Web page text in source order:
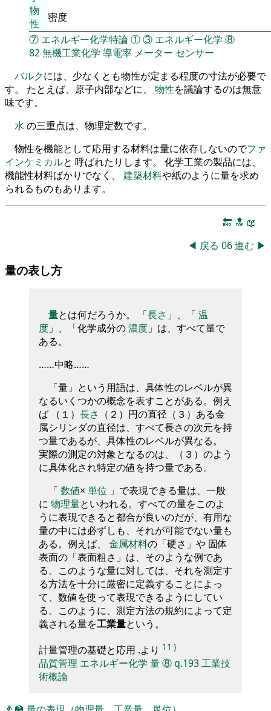
物
性
密度
⑦ エネルギー化学特論①③ エネルギー化学 ⑧
82無機工業化学 導電率 メーター センサー
バルクには、少なくとも物性が定まる程度の寸法が必要で
す。 たとえば、原子内部などに、 物性を議論するのは無意
味です。
水 の三重点は、物理定数です。
物性を機能として応用する材料は量に依存しないのでファ
インケミカルと 呼ばれたりします。 化学工業の製品には、
機能性材料ばかりでなく、 建築材料や紙のように量を求め
られるものもあります。
🔚 🔝 📖
◀ 戻る 06進む ▶
量の表し方
量とは何だろうか。 「長さ 」、「 温
度 」、「化学成分の濃度 」は、すべて量で
ある。
……中略……
「量」という用語は、具体性のレベルが異
なるいくつかの概念を表すことがある。例え
ば （１） 長さ （２）円の直径（３）ある金
属シリンダの直径は、すべて長さの次元を持
つ量であるが、具体性のレベルが異なる。
実際の測定の対象となるのは、（３）のよう
に具体化され特定の値を持つ量である。
「 数値× 単位 」で表現できる量は、一般
に 物理量といわれる。すべての量をこのよ
うに表現できると都合が良いのだが、有用な
量の中には必ずしも、それが可能でない量も
ある。例えば、 金属材料の「硬さ」や 固体
表面の「表面粗さ」は、そのような例であ
る。このような量に対しては、それを測定す
る方法を十分に厳密に定義することによっ
て、数値を使って表現できるようにしてい
る。このように、測定方法の規約によって定
義される量を工業量という。
計量管理の基礎と応用 .より 11 )
品質管理 エネルギー化学 量⑧q.193工業技
術概論